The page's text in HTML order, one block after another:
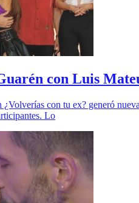
con Luis
¿Volverías con tu ex? generó
Lo